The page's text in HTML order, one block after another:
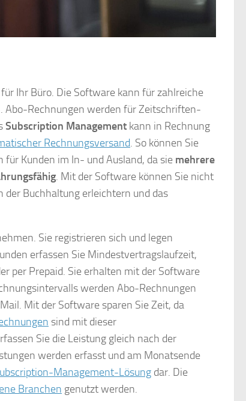
Ihr Büro. Die Software kann für zahlreiche
Abo-Rechnungen werden für Zeitschriften-
Subscription Management kann in Rechnung
Rechnungsversand. So können Sie
Kunden im In- und Ausland, da sie mehrere
. Mit der Software können Sie nicht
der Buchhaltung erleichtern und das
Sie registrieren sich und legen
erfassen Sie Mindestvertragslaufzeit,
per Prepaid. Sie erhalten mit der Software
werden Abo-Rechnungen
Mit der Software sparen Sie Zeit, da
sind mit dieser
Sie die Leistung gleich nach der
werden erfasst und am Monatsende
Management-Lösung dar. Die
Branchen genutzt werden.